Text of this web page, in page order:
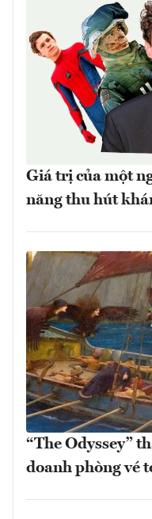
Giá trị của một
năng thu hút
“The Odyssey”
doanh phòng vé